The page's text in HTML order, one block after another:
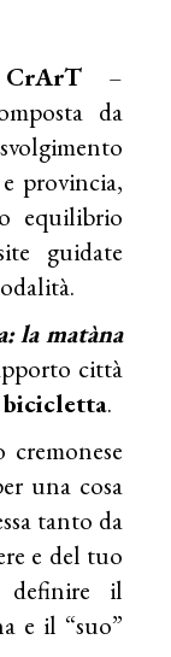
–
da
provincia,
equilibrio
guidate
la matàna
città
.
una cosa
tanto da
e del tuo
definire il
e il “suo”